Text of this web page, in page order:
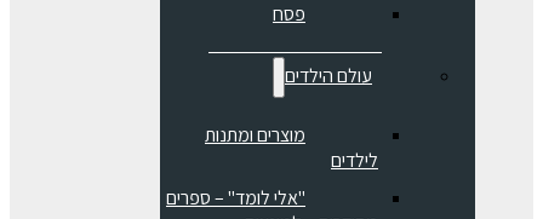
פסח
עולם הילדים
מוצרים ומתנות
לילדים
"אלי לומד" – ספרים